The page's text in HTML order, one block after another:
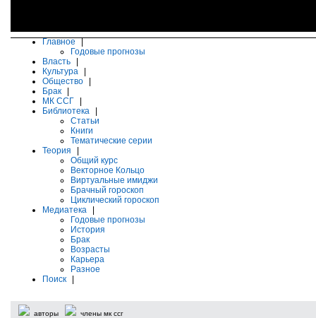
Главное
Годовые прогнозы
Власть
Культура
Общество
Брак
МК ССГ
Библиотека
Статьи
Книги
Тематические серии
Теория
Общий курс
Векторное Кольцо
Виртуальные имиджи
Брачный гороскоп
Циклический гороскоп
Медиатека
Годовые прогнозы
История
Брак
Возрасты
Карьера
Разное
Поиск
авторы члены мк ссг